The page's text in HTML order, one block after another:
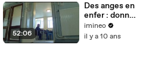
52:06
Des anges en
enfer : donner
son temps
libre à des
imineo
il y a 10 ans